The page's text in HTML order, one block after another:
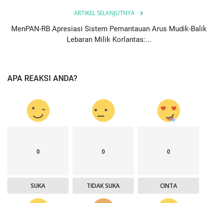
ARTIKEL SELANJUTNYA
MenPAN-RB Apresiasi Sistem Pemantauan Arus Mudik-Balik
Lebaran Milik Korlantas:...
APA REAKSI ANDA?
0
SUKA
0
TIDAK SUKA
0
CINTA